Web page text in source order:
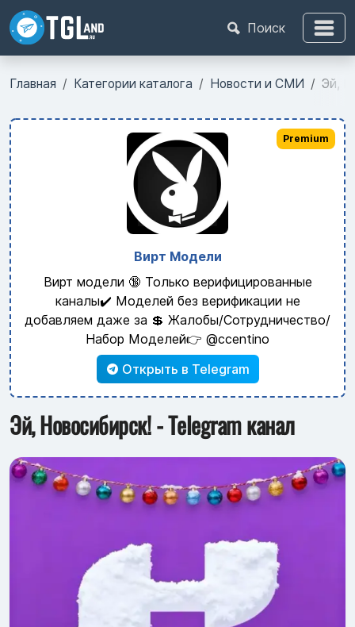
Поиск
Главная Категории каталога Новости и СМИ Эй,
Вирт Модели
Вирт модели 🔞 Только верифицированные
каналы✔️ Моделей без верификации не
добавляем даже за 💲 Жалобы/Сотрудничество/
Набор Моделей👉 @ccentino
Открыть в Telegram
Premium
Эй, Новосибирск! - Telegram канал